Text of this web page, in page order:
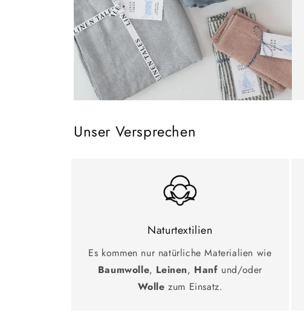
Unser Versprechen
Naturtextilien
Es kommen nur natürliche Materialien wie
Baumwolle, Leinen, Hanf und/oder
Wolle zum Einsatz.